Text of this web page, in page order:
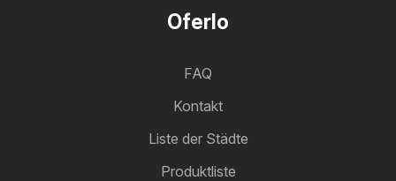
Oferlo
FAQ
Kontakt
Liste der Städte
Produktliste